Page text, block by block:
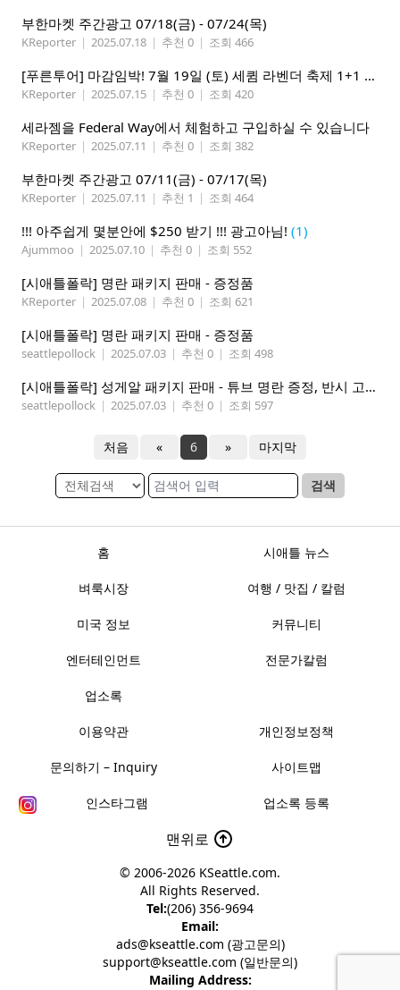
부한마켓 주간광고 07/18(금) - 07/24(목)
KReporter | 2025.07.18 | 추천 0 | 조회 466
[푸른투어] 마감임박! 7월 19일 (토) 세큄 라벤더 축제 1+1 이벤트
KReporter | 2025.07.15 | 추천 0 | 조회 420
세라젬을 Federal Way에서 체험하고 구입하실 수 있습니다
KReporter | 2025.07.11 | 추천 0 | 조회 382
부한마켓 주간광고 07/11(금) - 07/17(목)
KReporter | 2025.07.11 | 추천 1 | 조회 464
!!! 아주쉽게 몇분안에 $250 받기 !!! 광고아님! (1)
Ajummoo | 2025.07.10 | 추천 0 | 조회 552
[시애틀폴락] 명란 패키지 판매 - 증정품
KReporter | 2025.07.08 | 추천 0 | 조회 621
[시애틀폴락] 명란 패키지 판매 - 증정품
seattlepollock | 2025.07.03 | 추천 0 | 조회 498
[시애틀폴락] 성게알 패키지 판매 - 튜브 명란 증정, 반시 고구마 증정
seattlepollock | 2025.07.03 | 추천 0 | 조회 597
처음 « 6 » 마지막
검색
홈 시애틀 뉴스
벼룩시장 여행 / 맛집 / 칼럼
미국 정보 커뮤니티
엔터테인먼트 전문가칼럼
업소록
이용약관 개인정보정책
문의하기 – Inquiry 사이트맵
인스타그램 업소록 등록
맨위로
© 2006-2026 KSeattle.com.
All Rights Reserved.
Tel:(206) 356-9694
Email:
ads@kseattle.com (광고문의)
support@kseattle.com (일반문의)
Mailing Address: